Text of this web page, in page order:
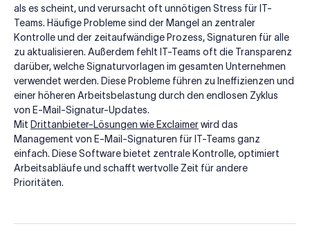
als es scheint, und verursacht oft unnötigen Stress für IT-
Teams. Häufige Probleme sind der Mangel an zentraler
Kontrolle und der zeitaufwändige Prozess, Signaturen für alle
zu aktualisieren. Außerdem fehlt IT-Teams oft die Transparenz
darüber, welche Signaturvorlagen im gesamten Unternehmen
verwendet werden. Diese Probleme führen zu Ineffizienzen und
einer höheren Arbeitsbelastung durch den endlosen Zyklus
von E-Mail-Signatur-Updates.
Mit Drittanbieter-Lösungen wie Exclaimerwird das
Management von E-Mail-Signaturen für IT-Teams ganz
einfach. Diese Software bietet zentrale Kontrolle, optimiert
Arbeitsabläufe und schafft wertvolle Zeit für andere
Prioritäten.